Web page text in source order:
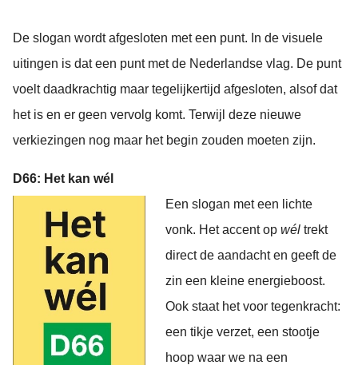
De slogan wordt afgesloten met een punt. In de visuele
uitingen is dat een punt met de Nederlandse vlag. De punt
voelt daadkrachtig maar tegelijkertijd afgesloten, alsof dat
het is en er geen vervolg komt. Terwijl deze nieuwe
verkiezingen nog maar het begin zouden moeten zijn.
D66: Het kan wél
Een slogan met een lichte
vonk. Het accent opwél trekt
direct de aandacht en geeft de
zin een kleine energieboost.
Ook staat het voor tegenkracht:
een tikje verzet, een stootje
hoop waar we na een